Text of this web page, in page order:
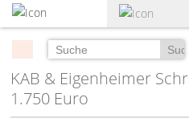
zum
Hauptinhalt
Suchen
KAB & Eigenheimer
1.750 Euro